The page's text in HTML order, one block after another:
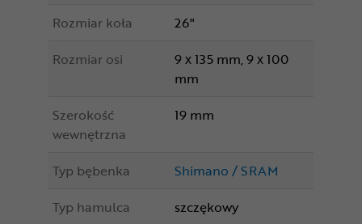
Rozmiar koła
26"
Rozmiar osi
9 x 135 mm, 9 x 100
mm
Szerokość
wewnętrzna
19 mm
Typ bębenka
Shimano / SRAM
Typ hamulca
szczękowy